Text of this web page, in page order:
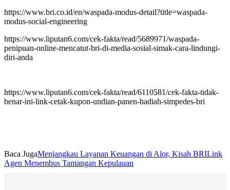
https://www.bri.co.id/en/waspada-modus-detail?title=waspada-
modus-social-engineering
https://www.liputan6.com/cek-fakta/read/5689971/waspada-
penipuan-online-mencatut-bri-di-media-sosial-simak-cara-lindungi-
diri-anda
https://www.liputan6.com/cek-fakta/read/6110581/cek-fakta-tidak-
benar-ini-link-cetak-kupon-undian-panen-hadiah-simpedes-bri
Baca JugaMenjangkau Layanan Keuangan di Alor, Kisah BRILink
Agen Menembus Tantangan Kepulauan